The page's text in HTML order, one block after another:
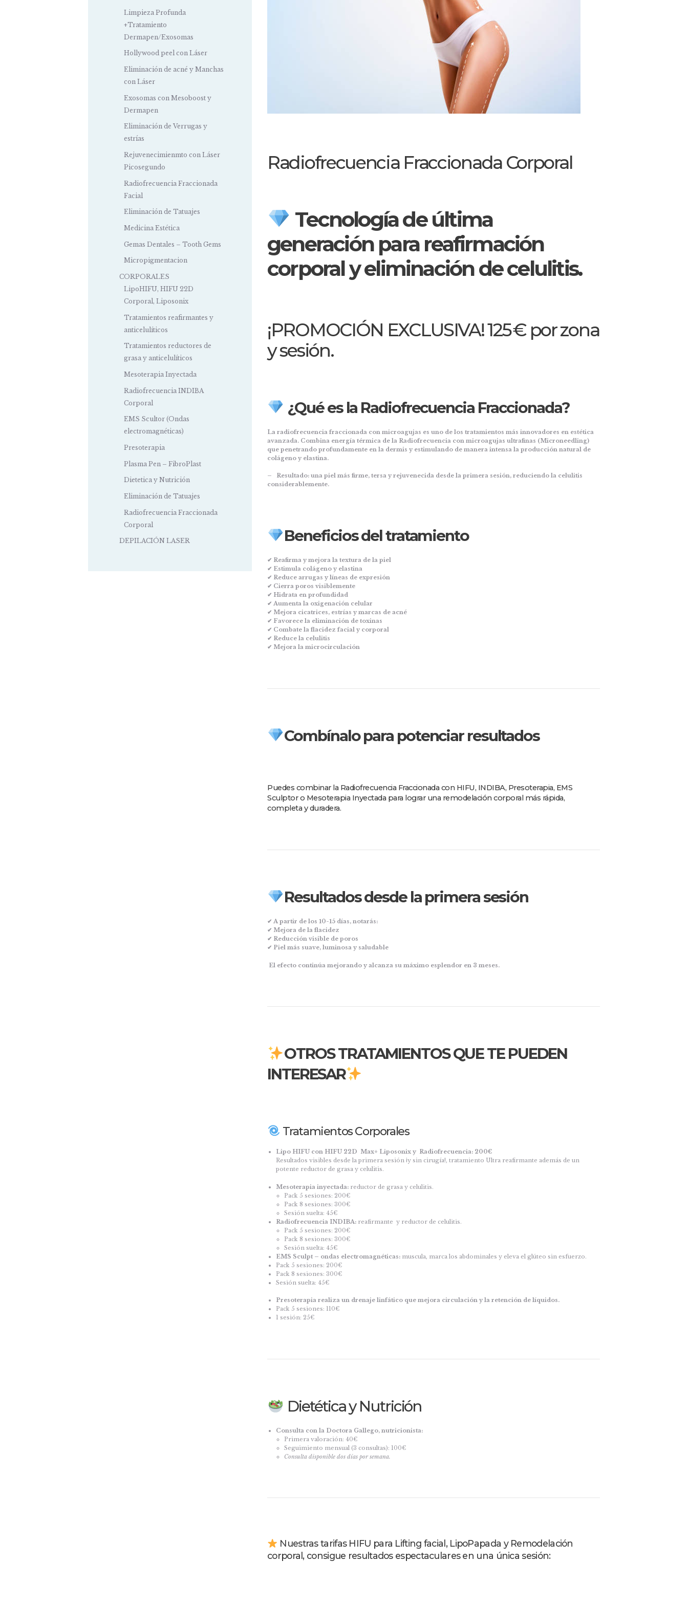
Radiofrecuencia Fraccionada Corporal
Tecnología de última
generación para reafirmación
corporal y eliminación de celulitis.
¡PROMOCIÓN EXCLUSIVA! 125 € por zona
y sesión.
¿Qué es la Radiofrecuencia Fraccionada?
La radiofrecuencia fraccionada con microagujas es uno de los tratamientos más innovadores en estética
avanzada. Combina energía térmica de la Radiofrecuencia con microagujas ultrafinas (Microneedling)
que penetrando profundamente en la dermis y estimulando de manera intensa la producción natural de
colágeno y elastina.
– Resultado: una piel más firme, tersa y rejuvenecida desde la primera sesión, reduciendo la celulitis
considerablemente.
Beneficios del tratamiento
✔ Reafirma y mejora la textura de la piel
✔ Estimula colágeno y elastina
✔ Reduce arrugas y líneas de expresión
✔ Cierra poros visiblemente
✔ Hidrata en profundidad
✔ Aumenta la oxigenación celular
✔ Mejora cicatrices, estrías y marcas de acné
✔ Favorece la eliminación de toxinas
✔ Combate la flacidez facial y corporal
✔ Reduce la celulitis
✔ Mejora la microcirculación
Combínalo para potenciar resultados
Puedes combinar la Radiofrecuencia Fraccionada con HIFU, INDIBA, Presoterapia, EMS
Sculptor o Mesoterapia Inyectada para lograr una remodelación corporal más rápida,
completa y duradera.
Resultados desde la primera sesión
✔ A partir de los 10-15 días, notarás:
✔ Mejora de la flacidez
✔ Reducción visible de poros
✔ Piel más suave, luminosa y saludable
El efecto continúa mejorando y alcanza su máximo esplendor en 3 meses.
OTROS TRATAMIENTOS QUE TE PUEDEN
INTERESAR
Tratamientos Corporales
Lipo HIFU con HIFU 22D Max+ Liposonix y Radiofrecuencia: 200€
Resultados visibles desde la primera sesión ¡y sin cirugía!, tratamiento Ultra reafirmante además de un
potente reductor de grasa y celulitis.
Mesoterapia inyectada: reductor de grasa y celulitis.
Pack 5 sesiones: 200€
Pack 8 sesiones: 300€
Sesión suelta: 45€
Radiofrecuencia INDIBA:reafirmante y reductor de celulitis.
Pack 5 sesiones: 200€
Pack 8 sesiones: 300€
Sesión suelta: 45€
EMS Sculpt – ondas electromagnéticas: muscula, marca los abdominales y eleva el glúteo sin esfuerzo.
Pack 5 sesiones: 200€
Pack 8 sesiones: 300€
Sesión suelta: 45€
Presoterapia realiza un drenaje linfático que mejora circulación y la retención de líquidos.
Pack 5 sesiones: 110€
1 sesión: 25€
Dietética y Nutrición
Consulta con la Doctora Gallego, nutricionista:
Primera valoración: 40€
Seguimiento mensual (3 consultas): 100€
Consulta disponible dos días por semana.
Nuestras tarifas HIFU para Lifting facial, LipoPapada y Remodelación
corporal, consigue resultados espectaculares en una única sesión:
Limpieza Profunda
+Tratamiento
Dermapen/Exosomas
Hollywood peel con Láser
Eliminación de acné y Manchas
con Láser
Exosomas con Mesoboost y
Dermapen
Eliminación de Verrugas y
estrías
Rejuvenecimienmto con Láser
Picosegundo
Radiofrecuencia Fraccionada
Facial
Eliminación de Tatuajes
Medicina Estética
Gemas Dentales – Tooth Gems
Micropigmentacion
CORPORALES
LipoHIFU, HIFU 22D
Corporal, Liposonix
Tratamientos reafirmantes y
anticelulíticos
Tratamientos reductores de
grasa y anticelulíticos
Mesoterapia Inyectada
Radiofrecuencia INDIBA
Corporal
EMS Scultor (Ondas
electromagnéticas)
Presoterapia
Plasma Pen – FibroPlast
Dietetica y Nutrición
Eliminación de Tatuajes
Radiofrecuencia Fraccionada
Corporal
DEPILACIÓN LASER